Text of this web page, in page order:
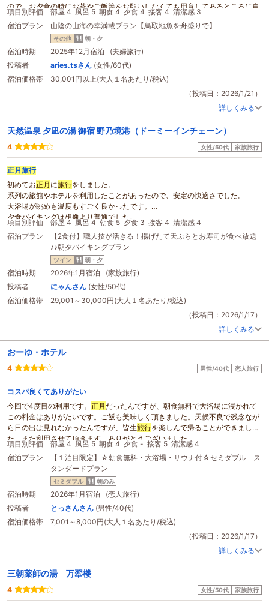
ので、お夕食の時にお茶やご飯等をお願いしなくても用意してあるところに自
由に取りに行ければ負担も少なくなるのではと、こちらも気兼ねなく頂けま
す。（お酒をあまり飲まない方は、食事の時にご飯が欲しくなるものです）お
かずは沢山あるので、何杯もおかわりはしないですよ(笑)
項目別評価 部屋 4 風呂 5 朝食 4 夕食 4 接客 4 清潔感 3
宿泊プラン
山陰の山海の幸満載プラン【鳥取地魚を舟盛りで】
その他 朝・夕
宿泊時期
2025年12月宿泊 (夫婦旅行)
投稿者
aries.tsさん (女性/60代)
宿泊価格帯
30,001円以上(大人１名あたり/税込)
（投稿日：2026/1/21）
詳しくみる
天然温泉 夕凪の湯 御宿 野乃境港（ドーミーインチェーン）
4 女性/50代 家族旅行
正月旅行
初めてお正月 に旅行をしました。
系列の旅館やホテルを利用したことがあったので、安定の快適さでした。
大浴場が眺めも温度もすごく良かったです。
夕食バイキングは想像より普通でした。
夜泣きそばは行列でした。
朝食は、美味しかったです。ご飯のお供がたくさんあり、パンケーキ製造機も
面白かったです。
窓から見える景色が、どんどん雪で白くなってゆくのを見れて、雪国を体験で
きました。ゆっくりできました。
項目別評価 部屋 4 風呂 4 朝食 5 夕食 3 接客 4 清潔感 4
宿泊プラン
【2食付】職人技が活きる！揚げたて天ぷらとお寿司が食べ放題
♪♪朝夕バイキングプラン
ツイン 朝・夕
宿泊時期
2026年1月宿泊 (家族旅行)
投稿者
にゃんさん (女性/50代)
宿泊価格帯
29,001～30,000円(大人１名あたり/税込)
（投稿日：2026/1/17）
詳しくみる
おーゆ・ホテル
4 男性/40代 恋人旅行
コスパ良くてありがたい
今回で4度目の利用です。 正月だったんですが、朝食無料で大浴場に浸かれて
この料金はありがたいです。ご飯も美味しく頂きました。天候不良で残念なが
ら日の出は見れなかったんですが、皆生旅行を楽しんで帰ることができまし
た。また利用させて頂きます。ありがとうございました。
項目別評価 部屋 4 風呂 5 朝食 4 夕食 - 接客 5 清潔感 4
宿泊プラン
【１泊目限定】☆朝食無料・大浴場・サウナ付☆セミダブル ス
タンダードプラン
セミダブル 朝のみ
宿泊時期
2026年1月宿泊 (恋人旅行)
投稿者
とっさんさん (男性/40代)
宿泊価格帯
7,001～8,000円(大人１名あたり/税込)
（投稿日：2026/1/17）
詳しくみる
三朝薬師の湯 万翆楼
4 女性/50代 家族旅行